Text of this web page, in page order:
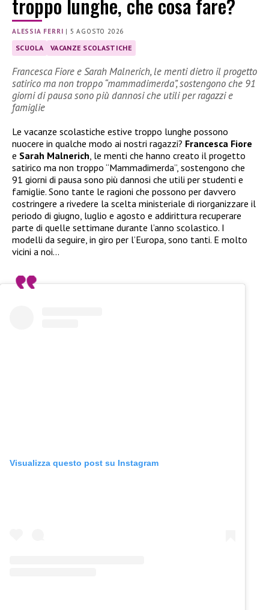
ALESSIA FERRI | 5 AGOSTO 2026
SCUOLA VACANZE SCOLASTICHE
Francesca Fiore e Sarah Malnerich, le menti dietro il progetto
satirico ma non troppo “mammadimerda”, sostengono che 91
giorni di pausa sono più dannosi che utili per ragazzi e
famiglie
Le vacanze scolastiche estive troppo lunghe possono
nuocere in qualche modo ai nostri ragazzi? Francesca Fiore
e Sarah Malnerich, le menti che hanno creato il progetto
satirico ma non troppo “Mammadimerda”, sostengono che
91 giorni di pausa sono più dannosi che utili per studenti e
famiglie. Sono tante le ragioni che possono per davvero
costringere a rivedere la scelta ministeriale di riorganizzare il
periodo di giugno, luglio e agosto e addirittura recuperare
parte di quelle settimane durante l’anno scolastico. I
modelli da seguire, in giro per l’Europa, sono tanti. E molto
vicini a noi…
Visualizza questo post su Instagram